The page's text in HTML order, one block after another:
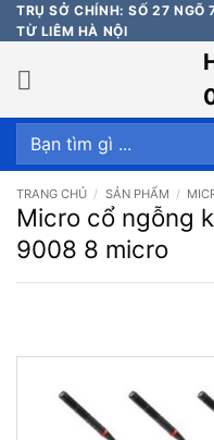
Bỏ
qua
nội
dung
TRỤ SỞ CHÍNH: SỐ 27
TỪ LIÊM HÀ NỘI
Tìm
kiếm:
TRANG CHỦ / SẢN PHẨM /
Micro cổ ngỗng
9008 8 micro